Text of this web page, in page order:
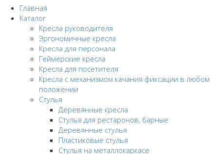
Главная
Каталог
Кресла руководителя
Эргономичные кресла
Кресла для персонала
Геймерские кресла
Кресла для посетителя
Кресла с механизмом качания фиксации в любом
положении
Стулья
Деревянные кресла
Стулья для рестаронов, барные
Деревянные стулья
Пластиковые стулья
Стулья на металлокаркасе